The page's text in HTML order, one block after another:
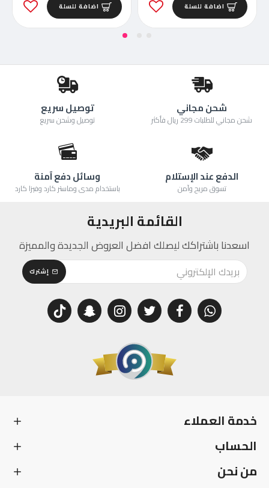
اضافة للسلة اضافة للسلة
شحن مجاني
شحن مجاني للطلبات 299 ريال فأكثر
توصيل سريع
توصيل وشحن سريع
الدفع عند الإستلام
تسوق مريح وآمن
وسائل دفع آمنة
باستخدام مدى وماستر كارد وفيزا كارد
القائمة البريدية
اسعدنا باشتراكك ليصلك افضل العروض الجديدة والمميزة
إشترك
خدمة العملاء
الحساب
من نحن